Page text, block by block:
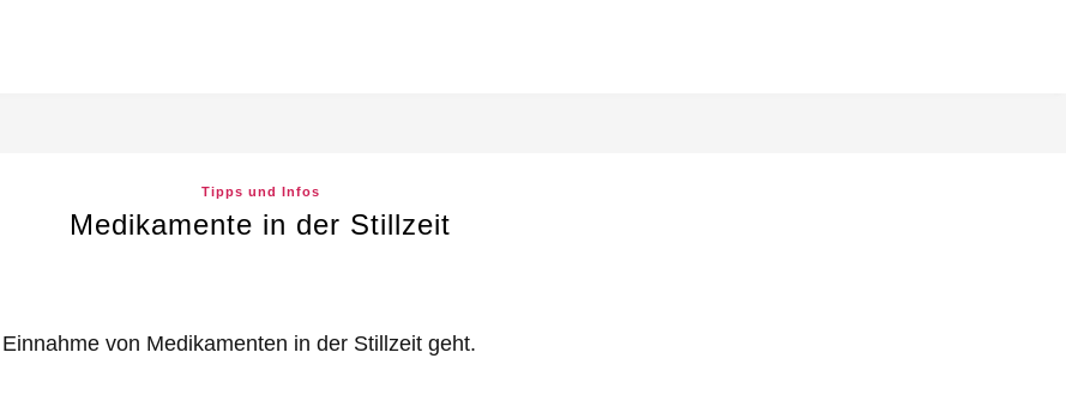
Tipps und Infos
Medikamente in der Stillzeit
von Medikamenten in der Stillzeit geht.